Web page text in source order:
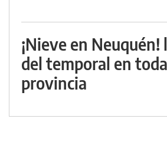
¡Nieve en Neuquén!
del temporal en
provincia